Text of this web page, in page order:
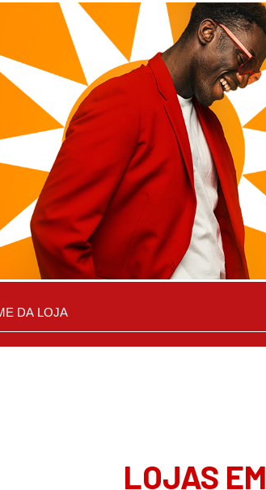
LOJAS